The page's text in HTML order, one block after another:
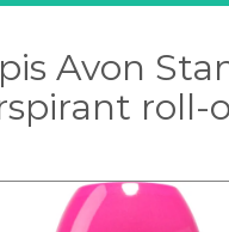
Avon
roll-